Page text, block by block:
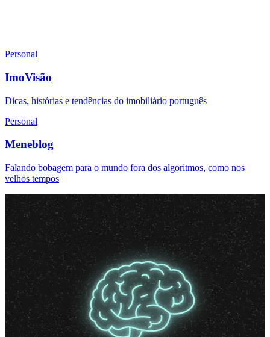
Personal
ImoVisão
Dicas, histórias e tendências do imobiliário português
Personal
Meneblog
Falando bobagem para o mundo fora dos algoritmos, como nos
velhos tempos